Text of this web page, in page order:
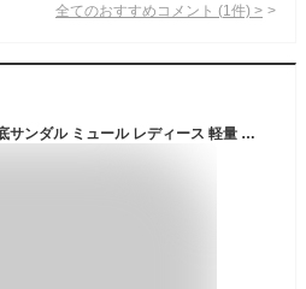
全てのおすすめコメント (1 件) >
【レビュー特典 】楽天2位 厚底サンダル ミュール レディース 軽量 ビーチサンダル 9cmヒール 光沢感 夏 厚底 柔らかい 上品 かわいい おしゃれ シンプル 滑り止め 快適 洗える 疲れない 美脚 お出かけ 結婚式 カジュアル アウトドア